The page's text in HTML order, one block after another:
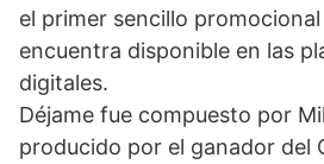
el primer sencillo
encuentra disponible en las
digitales.
Déjame fue compuesto por
producido por el ganador del